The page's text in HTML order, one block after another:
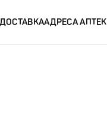
АДРЕСА АПТЕК